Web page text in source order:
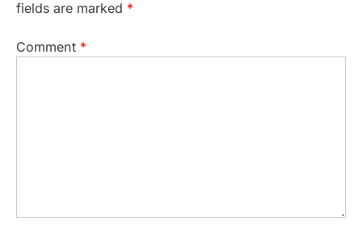
fields are marked *
Comment *